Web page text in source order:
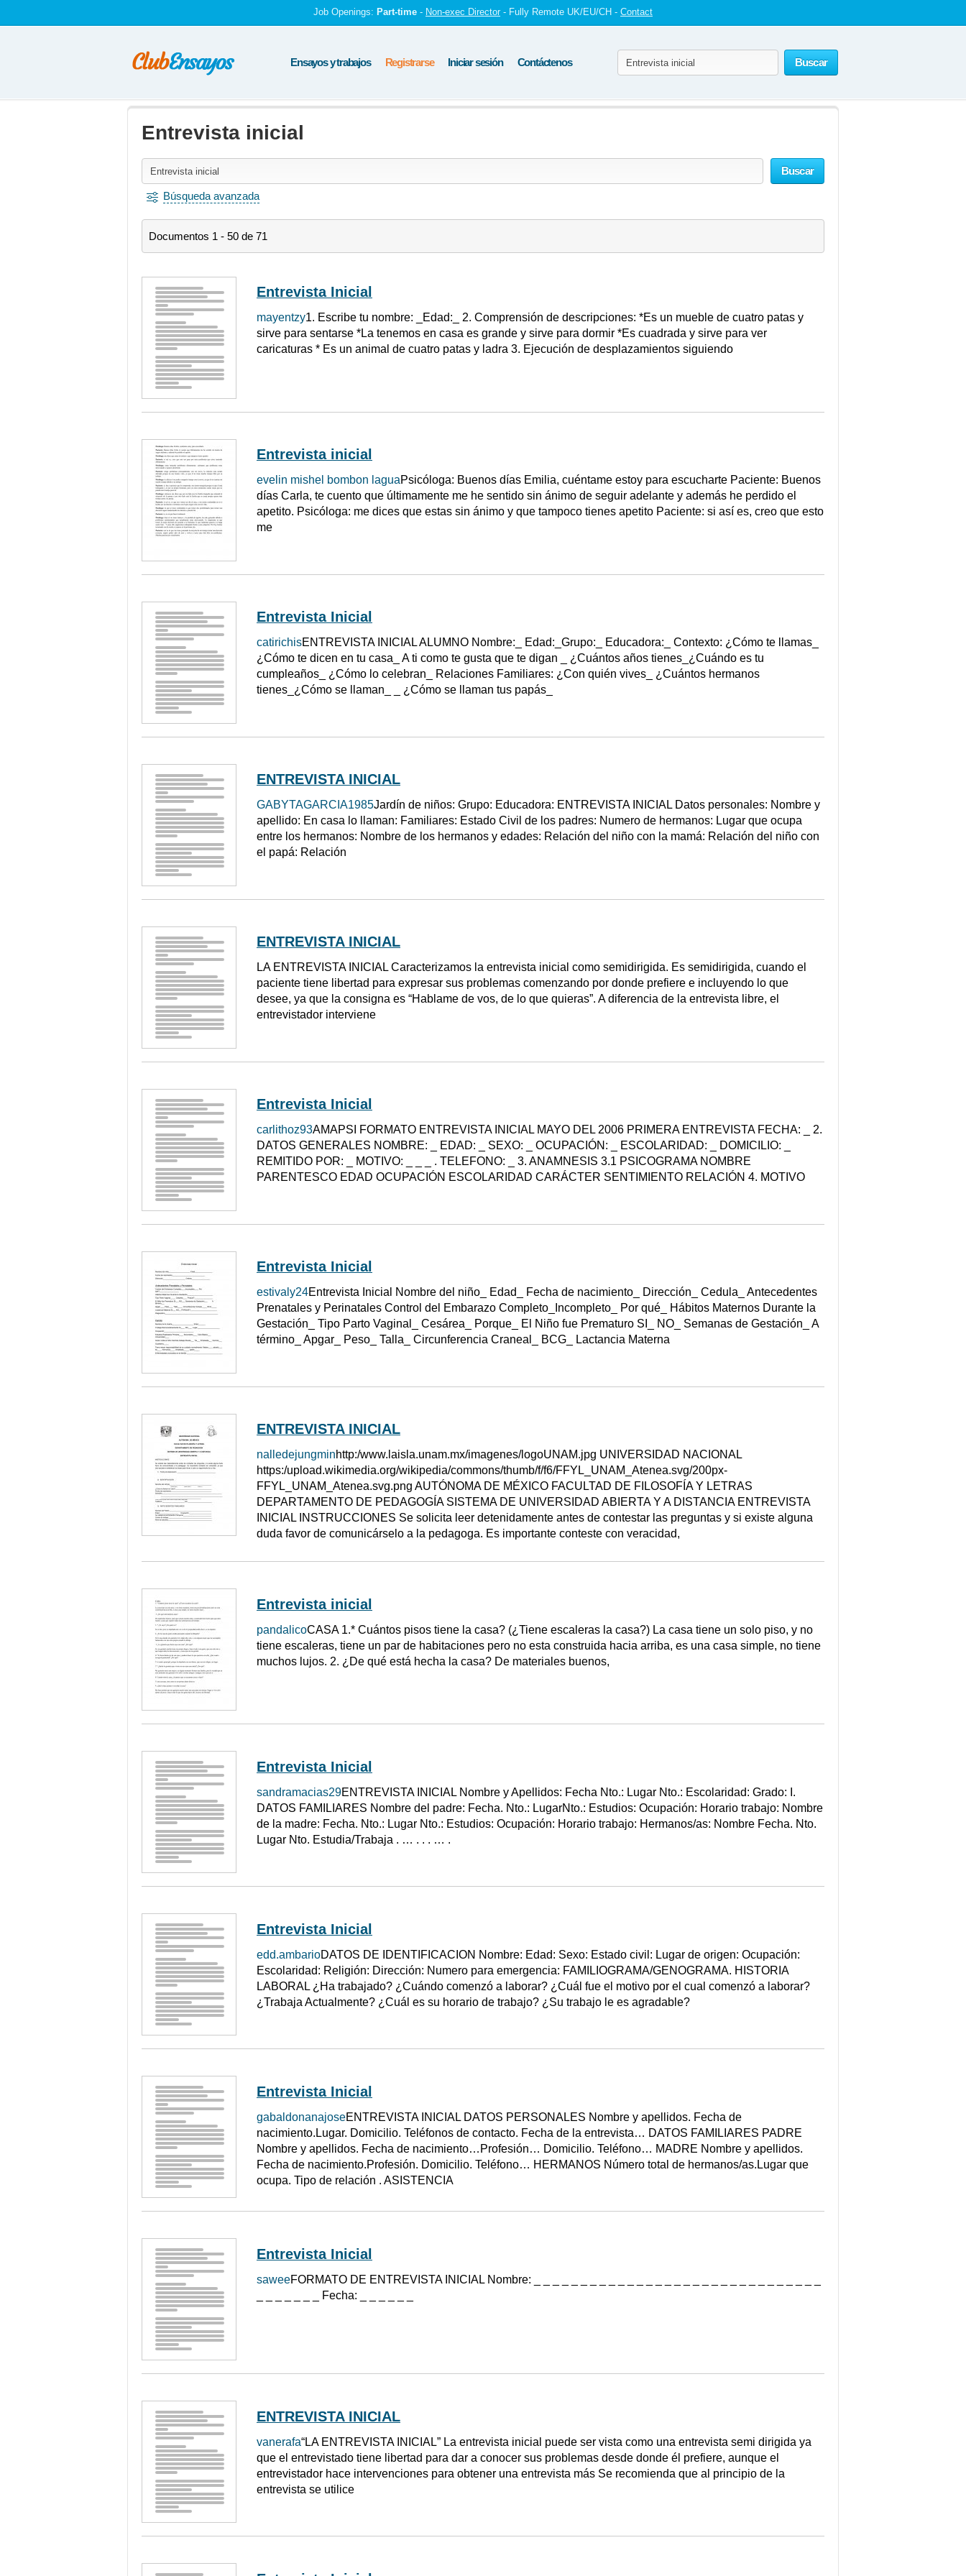
Job Openings: Part-time - Non-exec Director - Fully Remote UK/EU/CH - Contact
Buscar
Ensayos y trabajos Registrarse Iniciar sesión Contáctenos
Entrevista inicial
Buscar
Búsqueda avanzada
Documentos 1 - 50 de 71
Entrevista Inicial
mayentzy1. Escribe tu nombre: _Edad:_ 2. Comprensión de descripciones: *Es un mueble de cuatro patas y
sirve para sentarse *La tenemos en casa es grande y sirve para dormir *Es cuadrada y sirve para ver
caricaturas * Es un animal de cuatro patas y ladra 3. Ejecución de desplazamientos siguiendo
Entrevista inicial
evelin mishel bombon laguaPsicóloga: Buenos días Emilia, cuéntame estoy para escucharte Paciente: Buenos
días Carla, te cuento que últimamente me he sentido sin ánimo de seguir adelante y además he perdido el
apetito. Psicóloga: me dices que estas sin ánimo y que tampoco tienes apetito Paciente: si así es, creo que esto
me
Entrevista Inicial
catirichisENTREVISTA INICIAL ALUMNO Nombre:_ Edad:_Grupo:_ Educadora:_ Contexto: ¿Cómo te llamas_
¿Cómo te dicen en tu casa_ A ti como te gusta que te digan _ ¿Cuántos años tienes_¿Cuándo es tu
cumpleaños_ ¿Cómo lo celebran_ Relaciones Familiares: ¿Con quién vives_ ¿Cuántos hermanos
tienes_¿Cómo se llaman_ _ ¿Cómo se llaman tus papás_
ENTREVISTA INICIAL
GABYTAGARCIA1985Jardín de niños: Grupo: Educadora: ENTREVISTA INICIAL Datos personales: Nombre y
apellido: En casa lo llaman: Familiares: Estado Civil de los padres: Numero de hermanos: Lugar que ocupa
entre los hermanos: Nombre de los hermanos y edades: Relación del niño con la mamá: Relación del niño con
el papá: Relación
ENTREVISTA INICIAL
LA ENTREVISTA INICIAL Caracterizamos la entrevista inicial como semidirigida. Es semidirigida, cuando el
paciente tiene libertad para expresar sus problemas comenzando por donde prefiere e incluyendo lo que
desee, ya que la consigna es “Hablame de vos, de lo que quieras”. A diferencia de la entrevista libre, el
entrevistador interviene
Entrevista Inicial
carlithoz93AMAPSI FORMATO ENTREVISTA INICIAL MAYO DEL 2006 PRIMERA ENTREVISTA FECHA: _ 2.
DATOS GENERALES NOMBRE: _ EDAD: _ SEXO: _ OCUPACIÓN: _ ESCOLARIDAD: _ DOMICILIO: _
REMITIDO POR: _ MOTIVO: _ _ _ . TELEFONO: _ 3. ANAMNESIS 3.1 PSICOGRAMA NOMBRE
PARENTESCO EDAD OCUPACIÓN ESCOLARIDAD CARÁCTER SENTIMIENTO RELACIÓN 4. MOTIVO
Entrevista Inicial
estivaly24Entrevista Inicial Nombre del niño_ Edad_ Fecha de nacimiento_ Dirección_ Cedula_ Antecedentes
Prenatales y Perinatales Control del Embarazo Completo_Incompleto_ Por qué_ Hábitos Maternos Durante la
Gestación_ Tipo Parto Vaginal_ Cesárea_ Porque_ El Niño fue Prematuro SI_ NO_ Semanas de Gestación_ A
término_ Apgar_ Peso_ Talla_ Circunferencia Craneal_ BCG_ Lactancia Materna
ENTREVISTA INICIAL
nalledejungminhttp:/www.laisla.unam.mx/imagenes/logoUNAM.jpg UNIVERSIDAD NACIONAL
https:/upload.wikimedia.org/wikipedia/commons/thumb/f/f6/FFYL_UNAM_Atenea.svg/200px-
FFYL_UNAM_Atenea.svg.png AUTÓNOMA DE MÉXICO FACULTAD DE FILOSOFÍA Y LETRAS
DEPARTAMENTO DE PEDAGOGÍA SISTEMA DE UNIVERSIDAD ABIERTA Y A DISTANCIA ENTREVISTA
INICIAL INSTRUCCIONES Se solicita leer detenidamente antes de contestar las preguntas y si existe alguna
duda favor de comunicárselo a la pedagoga. Es importante conteste con veracidad,
Entrevista inicial
pandalicoCASA 1.* Cuántos pisos tiene la casa? (¿Tiene escaleras la casa?) La casa tiene un solo piso, y no
tiene escaleras, tiene un par de habitaciones pero no esta construida hacia arriba, es una casa simple, no tiene
muchos lujos. 2. ¿De qué está hecha la casa? De materiales buenos,
Entrevista Inicial
sandramacias29ENTREVISTA INICIAL Nombre y Apellidos: Fecha Nto.: Lugar Nto.: Escolaridad: Grado: I.
DATOS FAMILIARES Nombre del padre: Fecha. Nto.: LugarNto.: Estudios: Ocupación: Horario trabajo: Nombre
de la madre: Fecha. Nto.: Lugar Nto.: Estudios: Ocupación: Horario trabajo: Hermanos/as: Nombre Fecha. Nto.
Lugar Nto. Estudia/Trabaja . … . . . … .
Entrevista Inicial
edd.ambarioDATOS DE IDENTIFICACION Nombre: Edad: Sexo: Estado civil: Lugar de origen: Ocupación:
Escolaridad: Religión: Dirección: Numero para emergencia: FAMILIOGRAMA/GENOGRAMA. HISTORIA
LABORAL ¿Ha trabajado? ¿Cuándo comenzó a laborar? ¿Cuál fue el motivo por el cual comenzó a laborar?
¿Trabaja Actualmente? ¿Cuál es su horario de trabajo? ¿Su trabajo le es agradable?
Entrevista Inicial
gabaldonanajoseENTREVISTA INICIAL DATOS PERSONALES Nombre y apellidos. Fecha de
nacimiento.Lugar. Domicilio. Teléfonos de contacto. Fecha de la entrevista… DATOS FAMILIARES PADRE
Nombre y apellidos. Fecha de nacimiento…Profesión… Domicilio. Teléfono… MADRE Nombre y apellidos.
Fecha de nacimiento.Profesión. Domicilio. Teléfono… HERMANOS Número total de hermanos/as.Lugar que
ocupa. Tipo de relación . ASISTENCIA
Entrevista Inicial
saweeFORMATO DE ENTREVISTA INICIAL Nombre: _ _ _ _ _ _ _ _ _ _ _ _ _ _ _ _ _ _ _ _ _ _ _ _ _ _ _ _ _ _ _
_ _ _ _ _ _ _ Fecha: _ _ _ _ _ _
ENTREVISTA INICIAL
vanerafa“LA ENTREVISTA INICIAL” La entrevista inicial puede ser vista como una entrevista semi dirigida ya
que el entrevistado tiene libertad para dar a conocer sus problemas desde donde él prefiere, aunque el
entrevistador hace intervenciones para obtener una entrevista más Se recomienda que al principio de la
entrevista se utilice